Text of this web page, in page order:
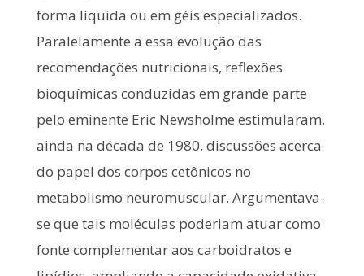
forma líquida ou em géis especializados.
Paralelamente a essa evolução das
recomendações nutricionais, reflexões
bioquímicas conduzidas em grande parte
pelo eminente Eric Newsholme estimularam,
ainda na década de 1980, discussões acerca
do papel dos corpos cetônicos no
metabolismo neuromuscular. Argumentava-
se que tais moléculas poderiam atuar como
fonte complementar aos carboidratos e